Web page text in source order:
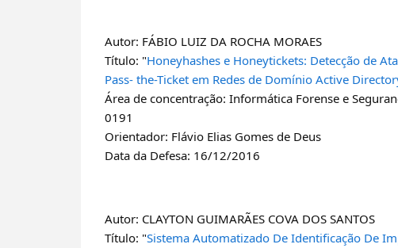
Autor: FÁBIO LUIZ DA ROCHA MORAES
Título: "Honeyhashes e Honeytickets: Detecção de
Pass- the-Ticket em Redes de Domínio Active
Área de concentração: Informática Forense e
0191
Orientador: Flávio Elias Gomes de Deus
Data da Defesa: 16/12/2016
Autor: CLAYTON GUIMARÃES COVA DOS SANTOS
Título: "Sistema Automatizado De Identificação De